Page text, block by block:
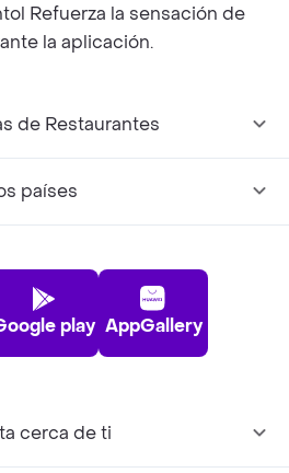
Refuerza la sensación de
la aplicación.
de Restaurantes
países
play AppGallery
cerca de ti